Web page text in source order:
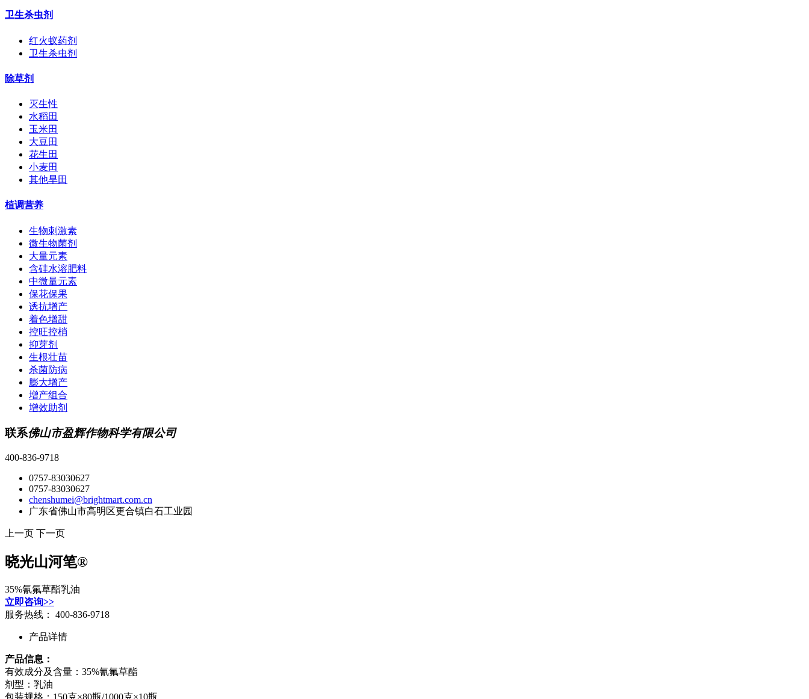
卫生杀虫剂
红火蚁药剂
卫生杀虫剂
除草剂
灭生性
水稻田
玉米田
大豆田
花生田
小麦田
其他旱田
植调营养
生物刺激素
微生物菌剂
大量元素
含硅水溶肥料
中微量元素
保花保果
诱抗增产
着色增甜
控旺控梢
抑芽剂
生根壮苗
杀菌防病
膨大增产
增产组合
增效助剂
联系佛山市盈辉作物科学有限公司
400-836-9718
0757-83030627
0757-83030627
chenshumei@brightmart.com.cn
广东省佛山市高明区更合镇白石工业园
上一页 下一页
晓光山河笔®
35%氰氟草酯乳油
立即咨询>>
服务热线： 400-836-9718
产品详情
产品信息：
有效成分及含量：35%氰氟草酯
剂型：乳油
包装规格：150克×80瓶/1000克×10瓶